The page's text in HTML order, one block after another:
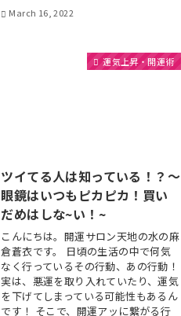
March 16, 2022
運気上昇・開運術
ツイてる人は知っている！？～
眼鏡はいつもピカピカ！買い
だめはしな~い！~
こんにちは。開運サロン天地の水の麻
倉蒼衣です。 日頃の生活の中で何気
なく行っているその行動、あの行動！
実は、悪運を取り入れていたり、運気
を下げてしまっている可能性もあるん
です！ そこで、開運アッに繋がる行